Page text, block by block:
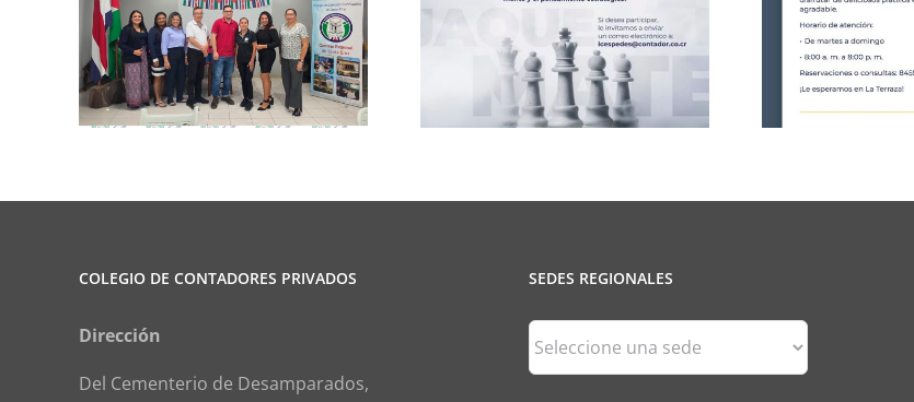
Club de Ajedrez CCPCR Informa
COLEGIO DE CONTADORES PRIVADOS
Dirección
Del Cementerio de Desamparados,
SEDES REGIONALES
Sedes
Regionales